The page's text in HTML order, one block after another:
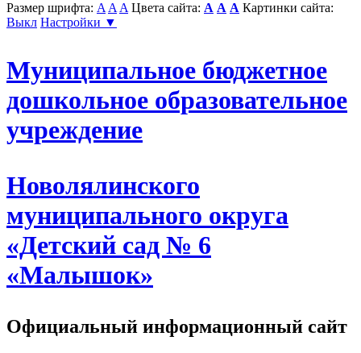
Размер шрифта: A A A Цвета сайта: A A A Картинки сайта:
Выкл Настройки ▼
Муниципальное бюджетное
дошкольное образовательное
учреждение
Новолялинского
муниципального округа
«Детский сад № 6
«Малышок»
Официальный информационный сайт